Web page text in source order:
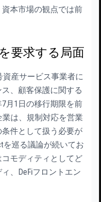
本市場の観点では前
要求する局面
資産サービス事業者に
、顧客保護に関する
月1日の移行期限を前
業は、規制対応を営業
件として扱う必要が
を巡る議論が続いてお
モディティとしてど
、DeFiフロントエン